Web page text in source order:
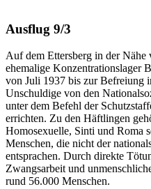
Ausflug 9/3
Auf dem Ettersberg in der Nähe
ehemalige Konzentrationslager
von Juli 1937 bis zur Befreiung
Unschuldige von den
unter dem Befehl der
errichten. Zu den Häftlingen
Homosexuelle, Sinti und Roma
Menschen, die nicht der
entsprachen. Durch direkte
Zwangsarbeit und
rund 56.000 Menschen.